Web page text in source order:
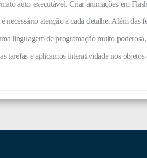
auto-executável. Criar animações em
necessário atenção a cada detalhe. Além das
linguagem de programação muito
tarefas e aplicamos interatividade nos objetos